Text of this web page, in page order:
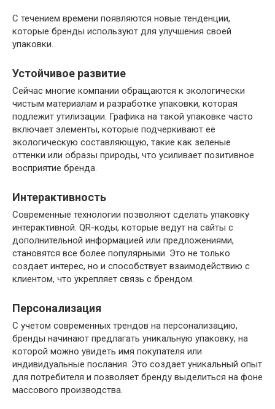
С течением времени появляются новые тенденции,
которые бренды используют для улучшения своей
упаковки.
Устойчивое развитие
Сейчас многие компании обращаются к экологически
чистым материалам и разработке упаковки, которая
подлежит утилизации. Графика на такой упаковке часто
включает элементы, которые подчеркивают её
экологическую составляющую, такие как зеленые
оттенки или образы природы, что усиливает позитивное
восприятие бренда.
Интерактивность
Современные технологии позволяют сделать упаковку
интерактивной. QR-коды, которые ведут на сайты с
дополнительной информацией или предложениями,
становятся все более популярными. Это не только
создает интерес, но и способствует взаимодействию с
клиентом, что укрепляет связь с брендом.
Персонализация
С учетом современных трендов на персонализацию,
бренды начинают предлагать уникальную упаковку, на
которой можно увидеть имя покупателя или
индивидуальные послания. Это создает уникальный опыт
для потребителя и позволяет бренду выделиться на фоне
массового производства.